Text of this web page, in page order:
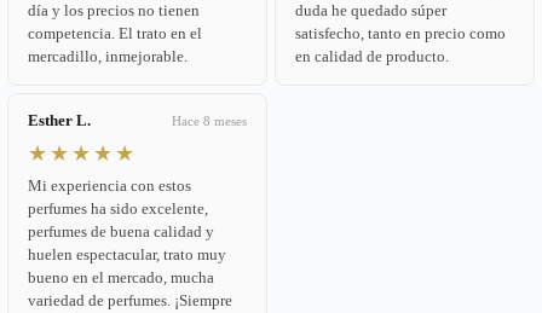
día y los precios no tienen
competencia. El trato en el
mercadillo, inmejorable.
duda he quedado súper
satisfecho, tanto en precio como
en calidad de producto.
Esther L. Hace 8 meses
★★★★★
Mi experiencia con estos
perfumes ha sido excelente,
perfumes de buena calidad y
huelen espectacular, trato muy
bueno en el mercado, mucha
variedad de perfumes. ¡Siempre